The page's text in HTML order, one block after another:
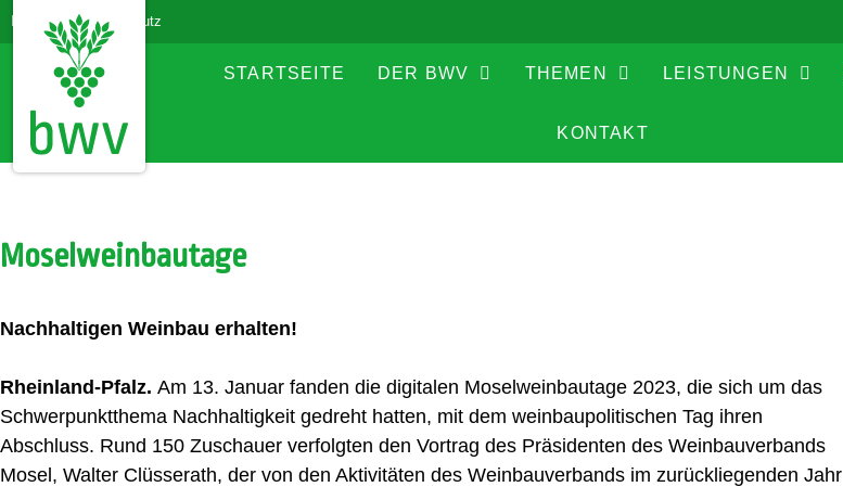
ImpressumDatenschutz
STARTSEITE DER BWV THEMEN LEISTUNGEN
KONTAKT
Moselweinbautage
Nachhaltigen Weinbau erhalten!
Rheinland-Pfalz. Am 13. Januar fanden die digitalen Moselweinbautage 2023, die sich um das
Schwerpunktthema Nachhaltigkeit gedreht hatten, mit dem weinbaupolitischen Tag ihren
Abschluss. Rund 150 Zuschauer verfolgten den Vortrag des Präsidenten des Weinbauverbands
Mosel, Walter Clüsserath, der von den Aktivitäten des Weinbauverbands im zurückliegenden Jahr